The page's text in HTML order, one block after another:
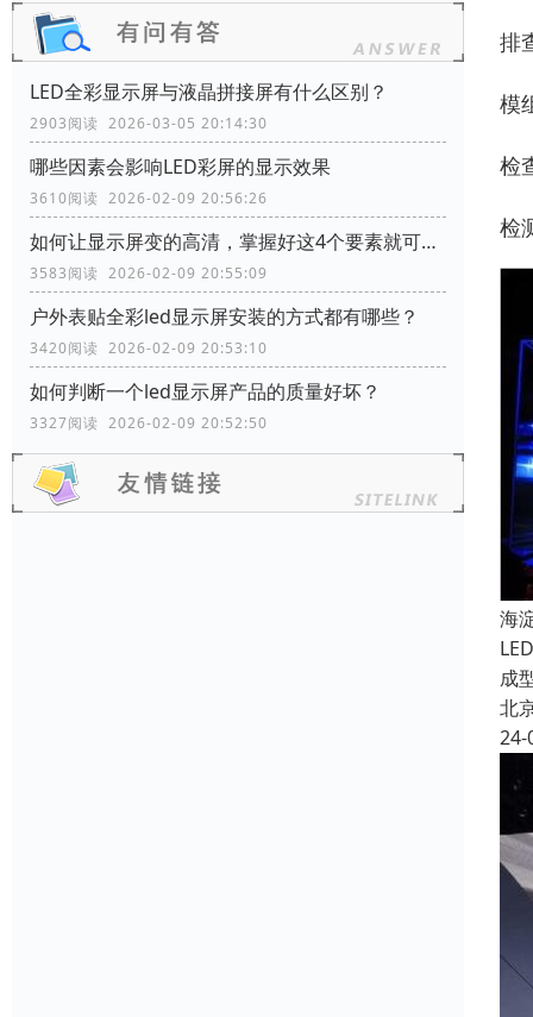
LED全彩显示屏与液晶拼接屏有什么区别？
2903阅读 2026-03-05 20:14:30
哪些因素会影响LED彩屏的显示效果
3610阅读 2026-02-09 20:56:26
如何让显示屏变的高清，掌握好这4个要素就可以了
3583阅读 2026-02-09 20:55:09
户外表贴全彩led显示屏安装的方式都有哪些？
3420阅读 2026-02-09 20:53:10
如何判断一个led显示屏产品的质量好坏？
3327阅读 2026-02-09 20:52:50
排
模
检
检
海
成
北
24-